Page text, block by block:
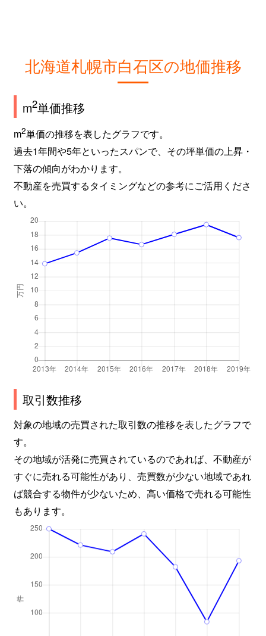
北海道札幌市白石区の地価推移
m2単価推移
m2単価の推移を表したグラフです。
過去1年間や5年といったスパンで、その坪単価の上昇・
下落の傾向がわかります。
不動産を売買するタイミングなどの参考にご活用くださ
い。
取引数推移
対象の地域の売買された取引数の推移を表したグラフで
す。
その地域が活発に売買されているのであれば、不動産が
すぐに売れる可能性があり、売買数が少ない地域であれ
ば競合する物件が少ないため、高い価格で売れる可能性
もあります。